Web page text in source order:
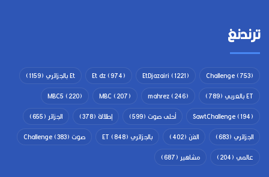
ترندنغ
Challenge(753)
EtDjazairi (1221)
Et dz(974) Et بالجزائري
(1159)
ET بالعربي
(789)
mahrez(246)
MBC(207)
MBC5 (220)
SawtChallenge(194) أحلى صوت (599) إطلالة (378) الجزائر (655)
الجزائري (683) الفن (402) بالجزائري ET (848) صوت Challenge (383)
عالمي (204) مشاهير (687)